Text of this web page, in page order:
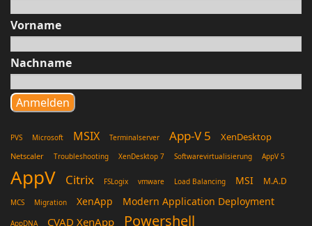
Vorname
Nachname
PVS Microsoft MSIX Terminalserver App-V 5 XenDesktop
Netscaler Troubleshooting XenDesktop 7 Softwarevirtualisierung AppV 5
AppV Citrix FSLogix vmware Load Balancing MSI M.A.D
MCS Migration XenApp Modern Application Deployment
AppDNA CVAD XenApp Powershell